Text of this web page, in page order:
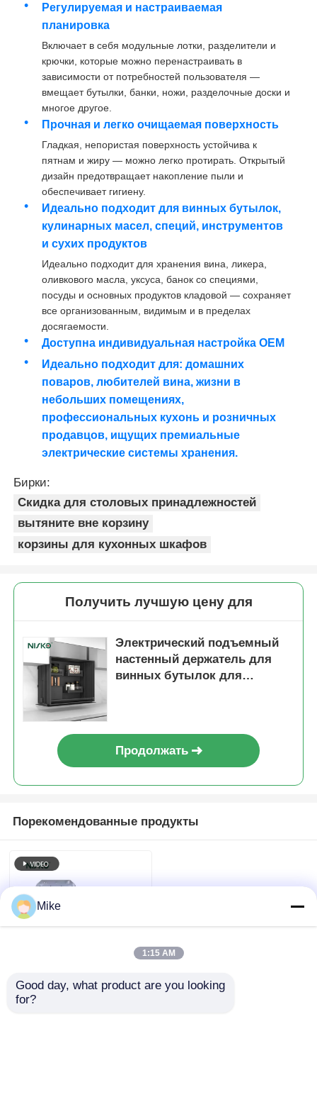
Кронштейн для подвешивания шкафа
Финтинги для клапанов
оборудование для шкафов
поднос столового прибора
Светодиодный шкаф
контейнер риса
Регулируемая и настраиваемая
планировка
Включает в себя модульные лотки, разделители и
крючки, которые можно перенастраивать в
зависимости от потребностей пользователя —
вмещает бутылки, банки, ножи, разделочные доски и
многое другое.
Прочная и легко очищаемая поверхность
Гладкая, непористая поверхность устойчива к
пятнам и жиру — можно легко протирать. Открытый
дизайн предотвращает накопление пыли и
обеспечивает гигиену.
Идеально подходит для винных бутылок,
кулинарных масел, специй, инструментов
и сухих продуктов
Идеально подходит для хранения вина, ликера,
оливкового масла, уксуса, банок со специями,
посуды и основных продуктов кладовой — сохраняет
все организованным, видимым и в пределах
досягаемости.
Доступна индивидуальная настройка OEM
Идеально подходит для: домашних
поваров, любителей вина, жизни в
небольших помещениях,
профессиональных кухонь и розничных
продавцов, ищущих премиальные
электрические системы хранения.
Бирки:
Скидка для столовых принадлежностей
вытяните вне корзину
корзины для кухонных шкафов
Получить лучшую цену для
Электрический подъемный
настенный держатель для
винных бутылок для
Продолжать
Порекомендованные продукты
Боковой угол 360
Mike
1:15 AM
Good day, what product are you looking
for?